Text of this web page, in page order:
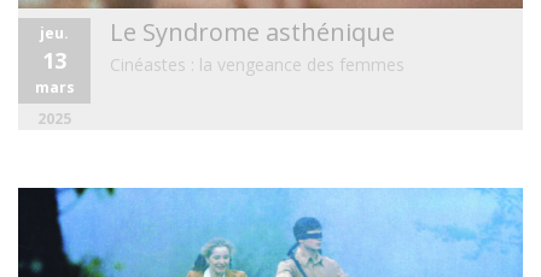
jeu.
13
mars
2025
Le Syndrome asthénique
Cinéastes : la vengeance des femmes